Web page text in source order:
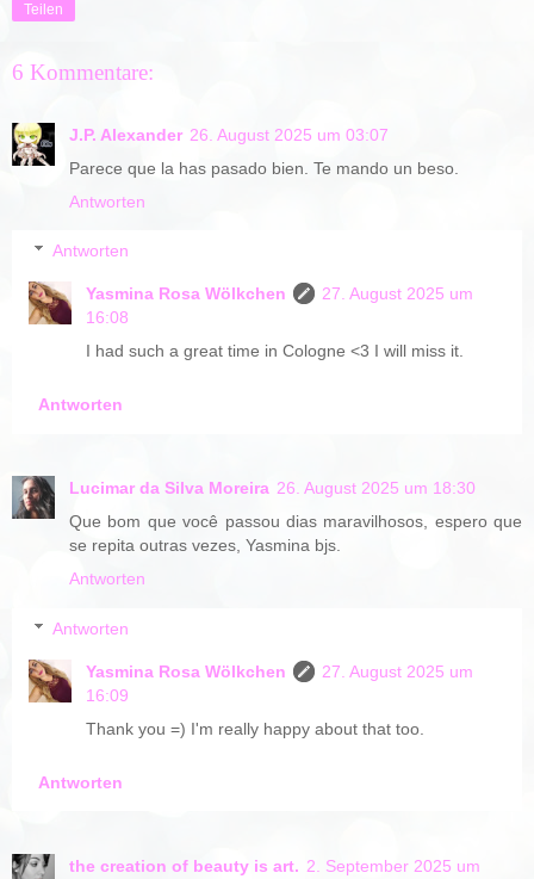
Teilen
6 Kommentare:
J.P. Alexander 26. August 2025 um 03:07
Parece que la has pasado bien. Te mando un beso.
Antworten
Antworten
Yasmina Rosa Wölkchen
27. August 2025 um
16:08
I had such a great time in Cologne <3 I will miss it.
Antworten
Lucimar da Silva Moreira 26. August 2025 um 18:30
Que bom que você passou dias maravilhosos, espero que
se repita outras vezes, Yasmina bjs.
Antworten
Antworten
Yasmina Rosa Wölkchen
27. August 2025 um
16:09
Thank you =) I'm really happy about that too.
Antworten
the creation of beauty is art. 2. September 2025 um